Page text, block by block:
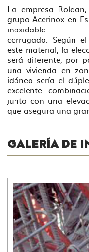
La empresa
grupo Acerinox en
inoxidable
corrugado. Según
este material, la
será diferente, por
una vivienda en
idóneo sería el
excelente
junto con una
que asegura una
GALERÍA DE